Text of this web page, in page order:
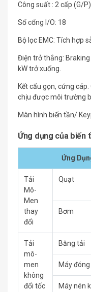
Công suất : 2 cấp (G/P)
Số cổng I/O: 18
Bộ lọc EMC: Tích hợp
Điện trở thắng:
kW trở xuống.
Kết cấu gọn, cứng
chịu được môi trường
Màn hình biến tần/
Ứng dụng của biến
Ứng
Tải
Mô-
Men
thay
đổi
Quạt
Bơm
Tải
mô-
men
không
đổi tốc
Băng tải
Máy đóng
Máy nén